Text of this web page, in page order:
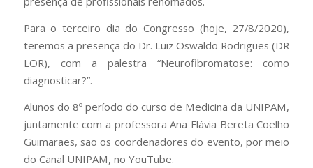
Para o terceiro dia do Congresso (hoje, 27/8/2020),
teremos a presença do Dr. Luiz Oswaldo Rodrigues (DR
LOR), com a palestra “Neurofibromatose: como
diagnosticar?”.
Alunos do 8º período do curso de Medicina da UNIPAM,
juntamente com a professora Ana Flávia Bereta Coelho
Guimarães, são os coordenadores do evento, por meio
do Canal UNIPAM, no YouTube.